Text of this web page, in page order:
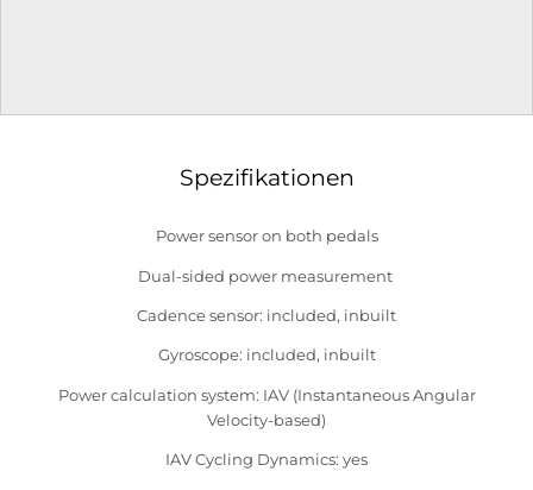
Spezifikationen
Power sensor on both pedals
Dual-sided power measurement
Cadence sensor: included, inbuilt
Gyroscope: included, inbuilt
Power calculation system: IAV (Instantaneous Angular
Velocity-based)
IAV Cycling Dynamics: yes